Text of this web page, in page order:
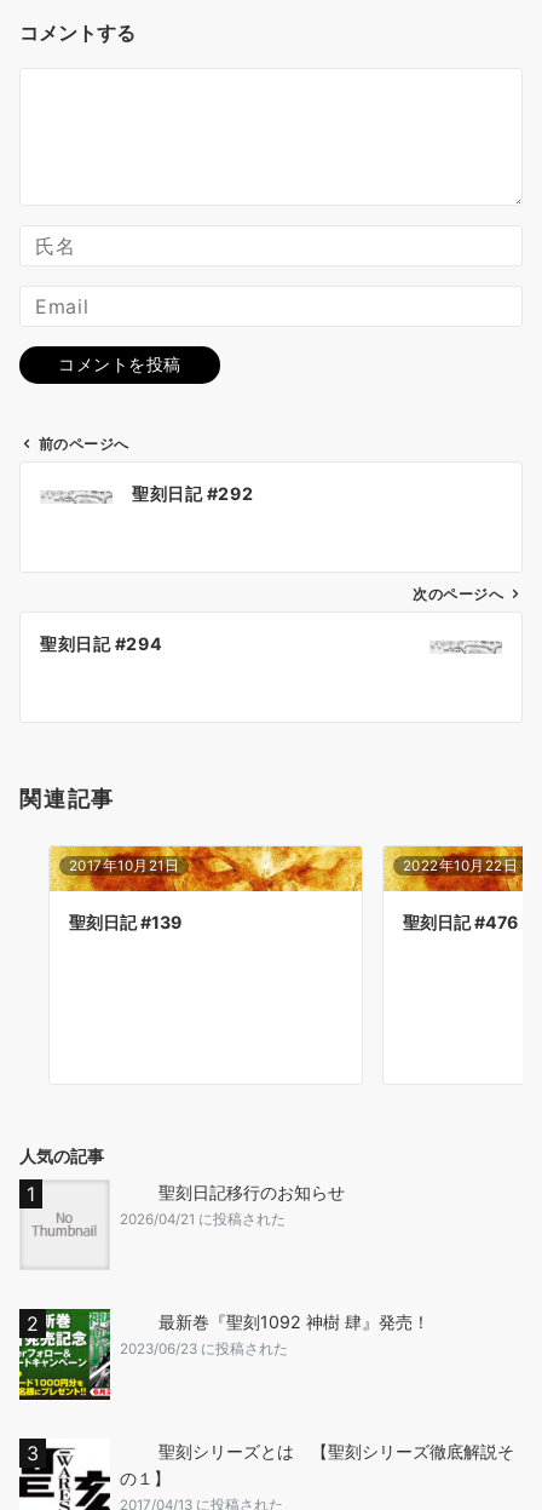
コメントする
ン
前のページへ
聖刻日記 #292
次のページへ
聖刻日記 #294
関連記事
2017年10月21日
聖刻日記 #139
2022年10月22日
聖刻日記 #476
人気の記事
聖刻日記移行のお知らせ
2026/04/21 に投稿された
最新巻『聖刻1092 神樹 肆』発売！
2023/06/23 に投稿された
聖刻シリーズとは 【聖刻シリーズ徹底解説そ
の１】
2017/04/13 に投稿された